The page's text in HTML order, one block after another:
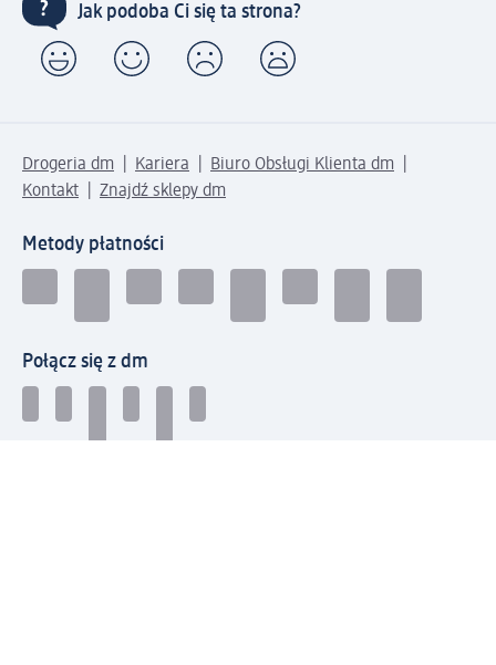
Jak podoba Ci się ta strona?
Drogeria dm Kariera
Biuro Obsługi Klienta dm
Kontakt
Znajdź sklepy dm
Metody płatności
Połącz się z dm